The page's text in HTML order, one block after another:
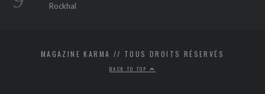
Rockhal
MAGAZINE KARMA // TOUS DROITS RÉSERVÉS
BACK TO TOP